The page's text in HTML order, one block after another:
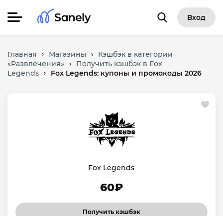
Вход
Главная › Магазины ›
Кэшбэк в категории
«Развлечения» ›
Получить кэшбэк в Fox
Legends › Fox Legends: купоны и промокоды 2026
Fox Legends
60₽
Получить кэшбэк